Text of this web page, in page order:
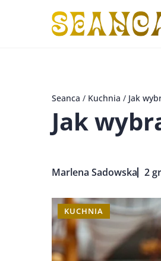
Seanca / Kuchnia / Jak
Jak
Marlena Sadowska 2
KUCHNIA